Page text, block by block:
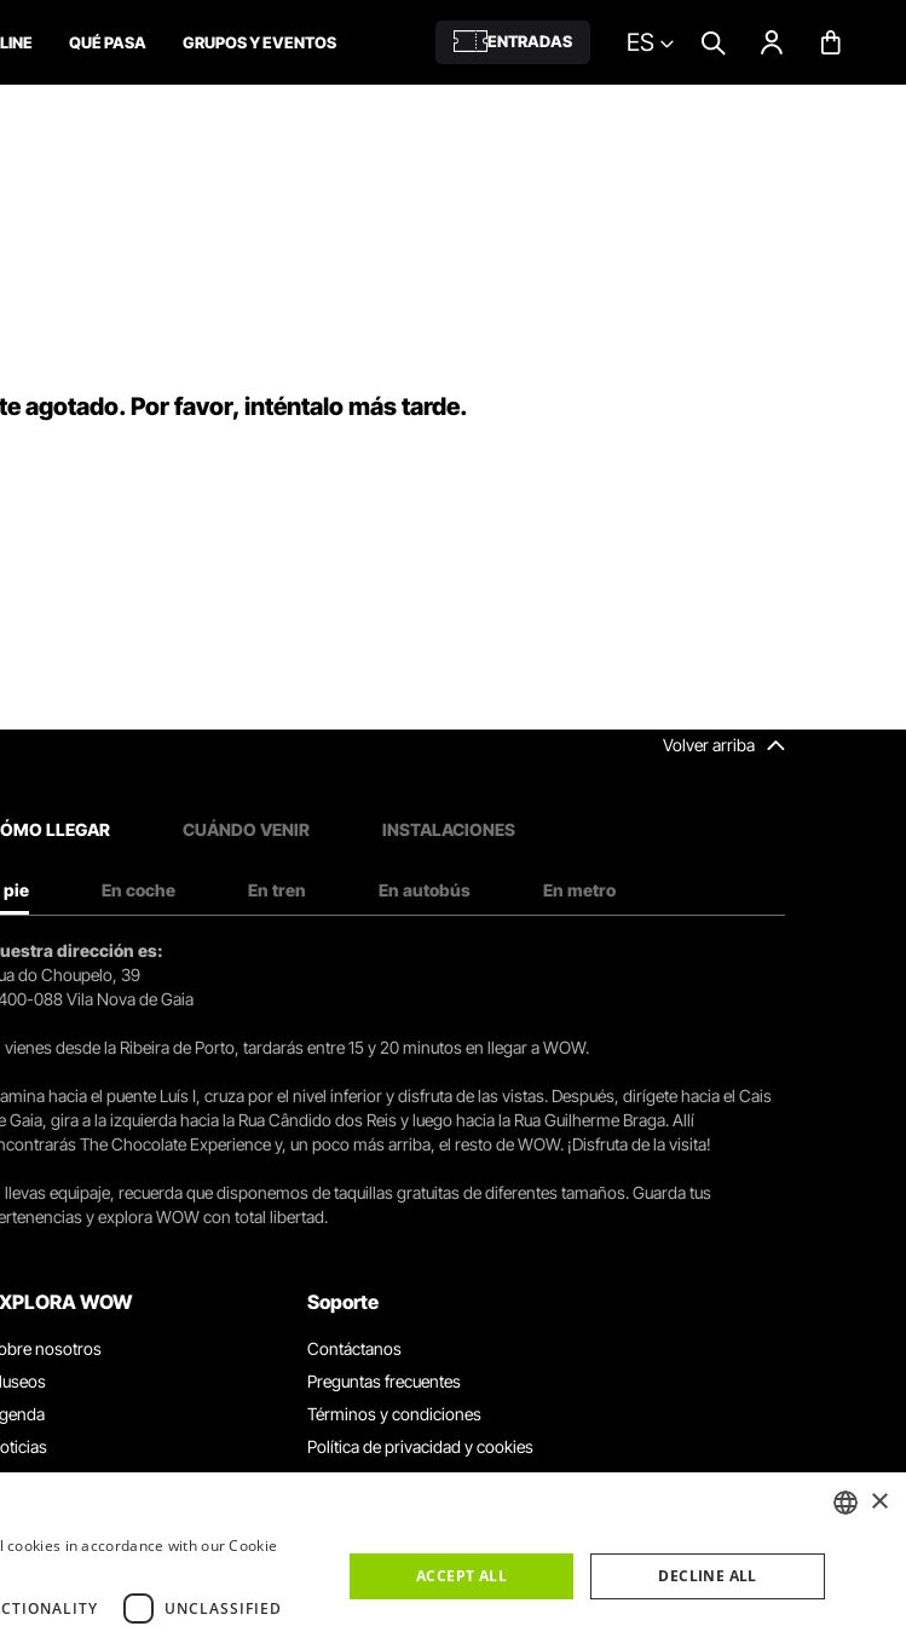
QUÉ PASA GRUPOS Y EVENTOS ENTRADAS ES
agotado. Por favor, inténtalo más tarde.
Volver arriba
LLEGAR CUÁNDO VENIR INSTALACIONES
pie En coche En tren En autobús En metro
dirección es:
do Choupelo, 39
088 Vila Nova de Gaia
vienes desde la Ribeira de Porto, tardarás entre 15 y 20 minutos en llegar a WOW.
hacia el puente Luís I, cruza por el nivel inferior y disfruta de las vistas. Después, dirígete hacia el Cais
Gaia, gira a la izquierda hacia la Rua Cândido dos Reis y luego hacia la Rua Guilherme Braga. Allí
The Chocolate Experience y, un poco más arriba, el resto de WOW. ¡Disfruta de la visita!
llevas equipaje, recuerda que disponemos de taquillas gratuitas de diferentes tamaños. Guarda tus
y explora WOW con total libertad.
WOW
nosotros
y eventos
Soporte
Contáctanos
Preguntas frecuentes
Términos y condiciones
Política de privacidad y cookies
Trabaja con nosotros
×
in accordance with our Cookie
UNCLASSIFIED
ACCEPT ALL DECLINE ALL